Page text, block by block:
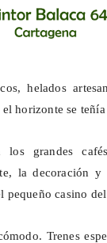
helados
horizonte se
los grandes
la decoración
pequeño casino
Trenes